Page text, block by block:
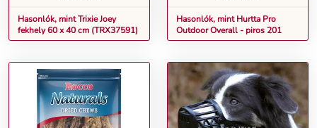
Hasonlók, mint Trixie Joey
fekhely 60 x 40 cm (TRX37591)
Hasonlók, mint Hurtta Pro
Outdoor Overall - piros 201